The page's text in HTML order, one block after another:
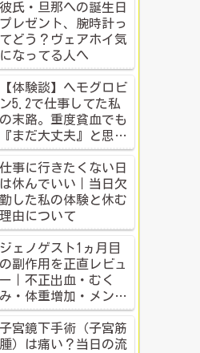
彼氏・旦那への誕生日
プレゼント、腕時計っ
てどう？ヴェアホイ気
になってる人へ
【体験談】ヘモグロビ
ン5.2で仕事してた私
の末路。重度貧血でも
『まだ大丈夫』と思う
人のための警告
仕事に行きたくない日
は休んでいい｜当日欠
勤した私の体験と休む
理由について
ジェノゲスト1ヵ月目
の副作用を正直レビュ
ー｜不正出血・むく
み・体重増加・メンタ
ル変化まで【体験談】
子宮鏡下手術（子宮筋
腫）は痛い？当日の流